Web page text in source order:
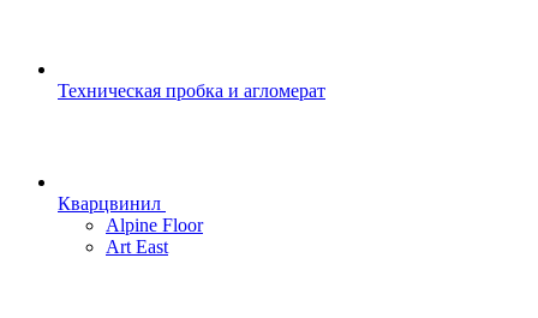
Техническая пробка и агломерат
Кварцвинил
Alpine Floor
Art East